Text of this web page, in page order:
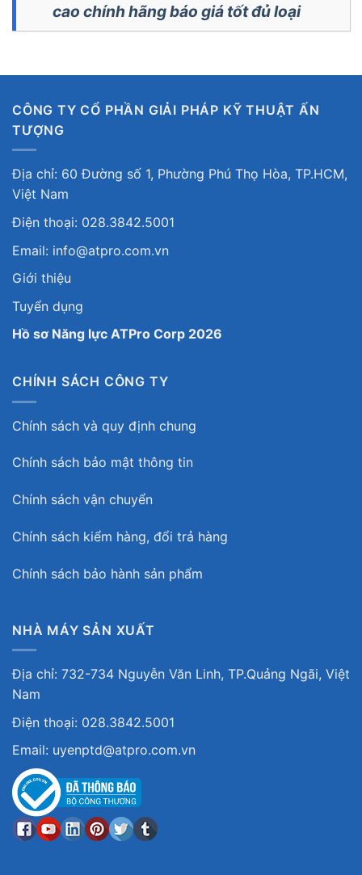
cao chính hãng báo giá tốt đủ loại
CÔNG TY CỔ PHẦN GIẢI PHÁP KỸ THUẬT ẤN
TƯỢNG
Địa chỉ: 60 Đường số 1, Phường Phú Thọ Hòa, TP.HCM,
Việt Nam
Điện thoại: 028.3842.5001
Email: info@atpro.com.vn
Giới thiệu
Tuyển dụng
Hồ sơ Năng lực ATPro Corp 2026
CHÍNH SÁCH CÔNG TY
Chính sách và quy định chung
Chính sách bảo mật thông tin
Chính sách vận chuyển
Chính sách kiểm hàng, đổi trả hàng
Chính sách bảo hành sản phẩm
NHÀ MÁY SẢN XUẤT
Địa chỉ: 732-734 Nguyễn Văn Linh, TP.Quảng Ngãi, Việt
Nam
Điện thoại: 028.3842.5001
Email: uyenptd@atpro.com.vn